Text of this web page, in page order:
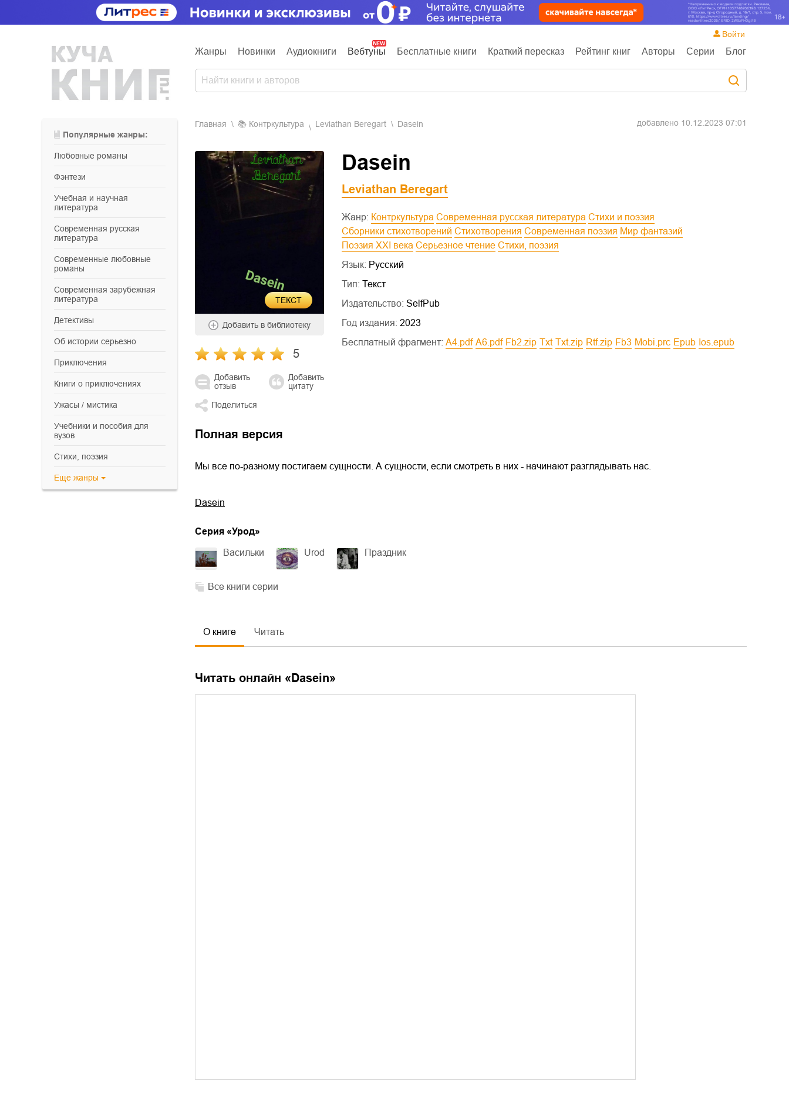
Жанры Новинки Аудиокниги Вебтуны Бесплатные книги Краткий пересказ Рейтинг книг Авторы Серии Блог
Войти
Популярные жанры:
любовные романы
фэнтези
учебная и научная
литература
современная русская
литература
современные любовные
романы
современная зарубежная
литература
детективы
об истории серьезно
приключения
книги о приключениях
ужасы / мистика
учебники и пособия для
вузов
cтихи, поэзия
Еще жанры
Главная 📚 контркультура Leviathan Beregart Dasein добавлено 10.12.2023 07:01
ТЕКСТ
Добавить в библиотеку
5
Добавить
отзыв
Добавить
цитату
Поделиться
Dasein
Leviathan Beregart
Жанр: Контркультура Современная русская литература
Стихи и поэзия
Сборники стихотворений
Стихотворения Современная поэзия
Мир фантазий
Поэзия XXI века
Серьезное чтение
Cтихи, поэзия
Язык: Русский
Тип: Текст
Издательство: SelfPub
Год издания: 2023
Бесплатный фрагмент:
a4.pdf a6.pdf fb2.zip txt txt.zip rtf.zip fb3 mobi.prc epub ios.epub
Полная версия
Мы все по-разному постигаем сущности. А сущности, если смотреть в них - начинают разглядывать нас.
Dasein
Cерия «Урод»
Васильки Urod Праздник
Все книги серии
О книге Читать
Читать онлайн « Dasein»